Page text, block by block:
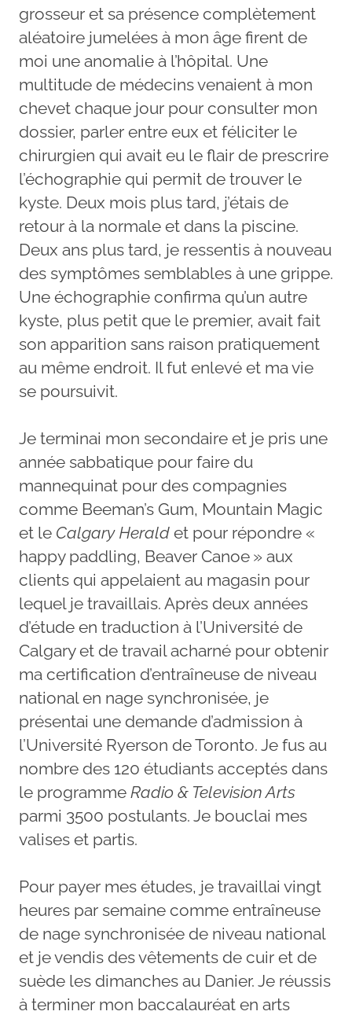
grosseur et sa présence complètement
aléatoire jumelées à mon âge firent de
moi une anomalie à l’hôpital. Une
multitude de médecins venaient à mon
chevet chaque jour pour consulter mon
dossier, parler entre eux et féliciter le
chirurgien qui avait eu le flair de prescrire
l’échographie qui permit de trouver le
kyste. Deux mois plus tard, j’étais de
retour à la normale et dans la piscine.
Deux ans plus tard, je ressentis à nouveau
des symptômes semblables à une grippe.
Une échographie confirma qu’un autre
kyste, plus petit que le premier, avait fait
son apparition sans raison pratiquement
au même endroit. Il fut enlevé et ma vie
se poursuivit.
Je terminai mon secondaire et je pris une
année sabbatique pour faire du
mannequinat pour des compagnies
comme Beeman’s Gum, Mountain Magic
et le Calgary Herald et pour répondre «
happy paddling, Beaver Canoe » aux
clients qui appelaient au magasin pour
lequel je travaillais. Après deux années
d’étude en traduction à l’Université de
Calgary et de travail acharné pour obtenir
ma certification d’entraîneuse de niveau
national en nage synchronisée, je
présentai une demande d’admission à
l’Université Ryerson de Toronto. Je fus au
nombre des 120 étudiants acceptés dans
le programme Radio & Television Arts
parmi 3500 postulants. Je bouclai mes
valises et partis.
Pour payer mes études, je travaillai vingt
heures par semaine comme entraîneuse
de nage synchronisée de niveau national
et je vendis des vêtements de cuir et de
suède les dimanches au Danier. Je réussis
à terminer mon baccalauréat en arts